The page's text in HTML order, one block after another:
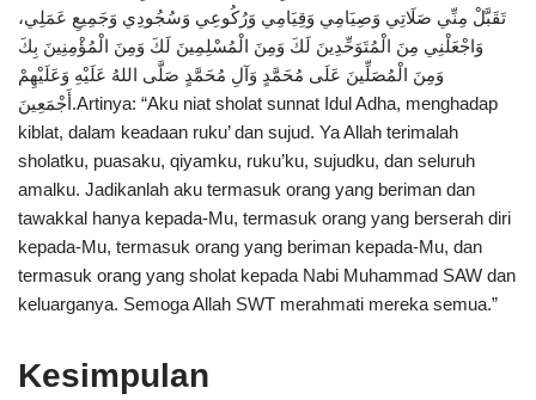
تَقَبَّلْ مِنِّي صَلَاتِي وَصِيَامِي وَقِيَامِي وَرُكُوعِي وَسُجُودِي وَجَمِيعِ عَمَلِي،
وَاجْعَلْنِي مِنَ الْمُتَوَحِّدِينَ لَكَ وَمِنَ الْمُسْلِمِينَ لَكَ وَمِنَ الْمُؤْمِنِينَ بِكَ
وَمِنَ الْمُصَلِّينَ عَلَى مُحَمَّدٍ وَآلِ مُحَمَّدٍ صَلَّى اللهُ عَلَيْهِ وَعَلَيْهِمْ
أَجْمَعِينَ.Artinya: “Aku niat sholat sunnat Idul Adha, menghadap
kiblat, dalam keadaan ruku’ dan sujud. Ya Allah terimalah
sholatku, puasaku, qiyamku, ruku’ku, sujudku, dan seluruh
amalku. Jadikanlah aku termasuk orang yang beriman dan
tawakkal hanya kepada-Mu, termasuk orang yang berserah diri
kepada-Mu, termasuk orang yang beriman kepada-Mu, dan
termasuk orang yang sholat kepada Nabi Muhammad SAW dan
keluarganya. Semoga Allah SWT merahmati mereka semua.”
Kesimpulan